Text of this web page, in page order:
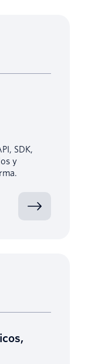
SDK,
y